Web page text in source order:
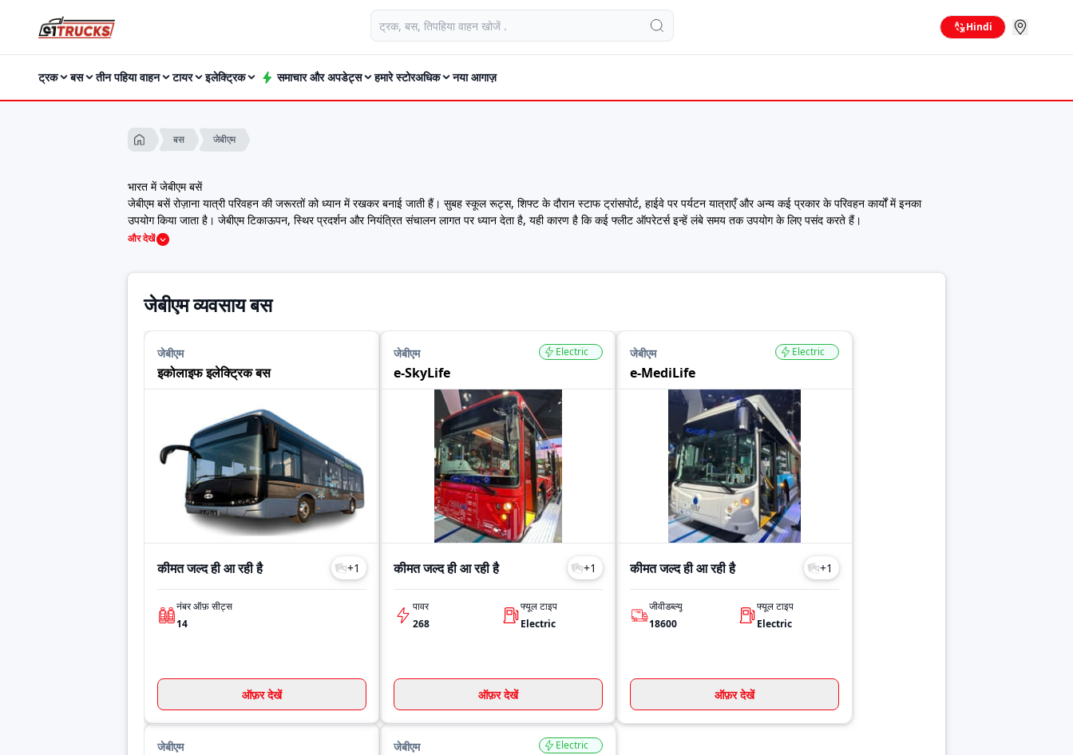
Hindi
ट्रक बस तीन पहिया वाहन टायर इलेक्ट्रिक समाचार और अपडेट्स हमारे स्टोरअधिक नया आगाज़
बस जेबीएम
भारत में जेबीएम बसें
जेबीएम बसें रोज़ाना यात्री परिवहन की जरूरतों को ध्यान में रखकर बनाई जाती हैं। सुबह स्कूल रूट्स, शिफ्ट के दौरान स्टाफ ट्रांसपोर्ट, हाईवे पर पर्यटन यात्राएँ और अन्य कई प्रकार के परिवहन कार्यों में इनका
उपयोग किया जाता है। जेबीएम टिकाऊपन, स्थिर प्रदर्शन और नियंत्रित संचालन लागत पर ध्यान देता है, यही कारण है कि कई फ्लीट ऑपरेटर्स इन्हें लंबे समय तक उपयोग के लिए पसंद करते हैं।
91trucks पर आप सभी प्रकार की जेबीएम बसों की जानकारी प्राप्त कर सकते हैं, जिसमें कीमत, स्पेसिफिकेशन, सीटिंग क्षमता, आकार, इंजन टाइप और विभिन्न कॉन्फ़िगरेशन विकल्प शामिल हैं। चाहे आपको शहर के
हमारी वेबसाइट पर आप विभिन्न जेबीएम बस मॉडलों की तुलना, कस्टमर रेटिंग, रिव्यू और तकनीकी स्पेसिफिकेशन देख सकते हैं और अपनी कीमत सीमा तथा परिवहन आवश्यकताओं के अनुसार पसंदीदा वाहनों की सूची
2026 में जेबीएम बसों की प्राइस लिस्ट
इकोलाइफ इलेक्ट्रिक बस
e-SkyLife
e-MediLife
कीमत जल्द ही
Galaxy
कीमत जल्द ही
कीमत जल्द ही
Last Updated: Jul 27, 2026
और देखें
जेबीएम व्यवसाय बस
जेबीएम
इकोलाइफ इलेक्ट्रिक बस
कीमत जल्द ही आ रही है +1
नंबर ऑफ़ सीट्स
14
ऑफ़र देखें
जेबीएम
e-SkyLife
Electric
कीमत जल्द ही आ रही है +1
पावर
268
फ्यूल टाइप
Electric
ऑफ़र देखें
जेबीएम
e-MediLife
Electric
कीमत जल्द ही आ रही है +1
जीवीडब्ल्यू
18600
फ्यूल टाइप
Electric
ऑफ़र देखें
जेबीएम जेबीएम Electric